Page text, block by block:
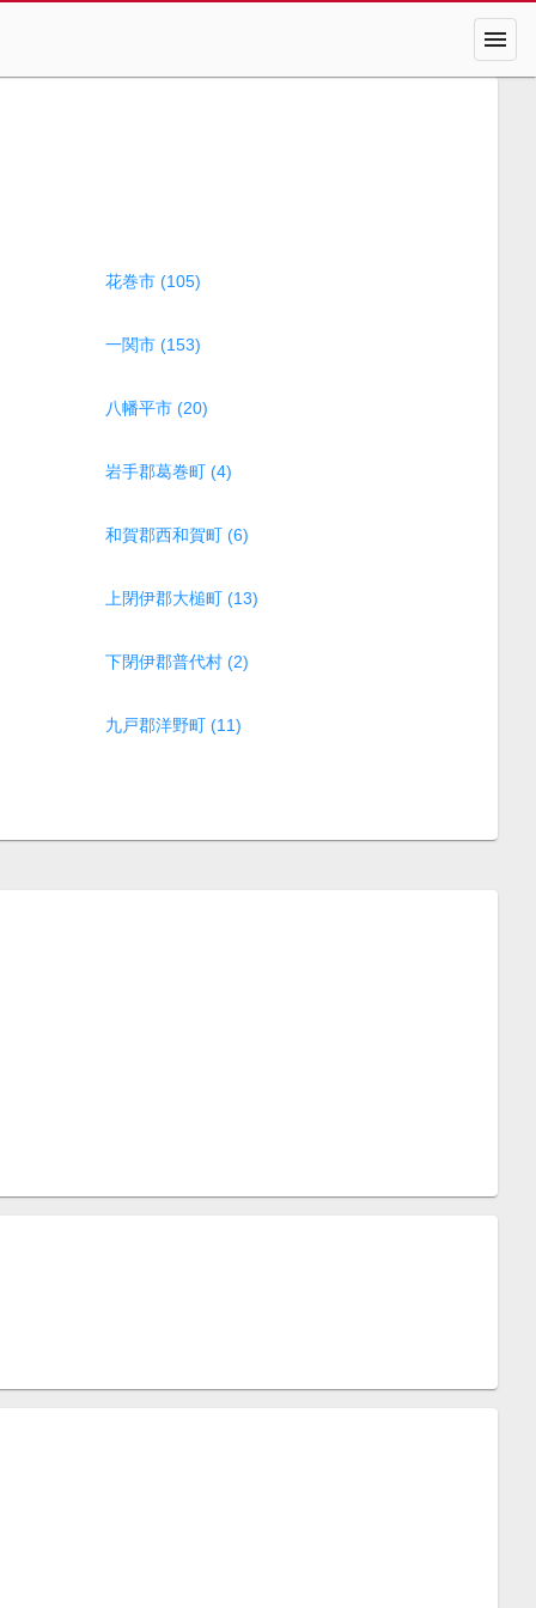
menu
花巻市 (105)
一関市 (153)
八幡平市 (20)
岩手郡葛巻町 (4)
和賀郡西和賀町 (6)
上閉伊郡大槌町 (13)
下閉伊郡普代村 (2)
九戸郡洋野町 (11)